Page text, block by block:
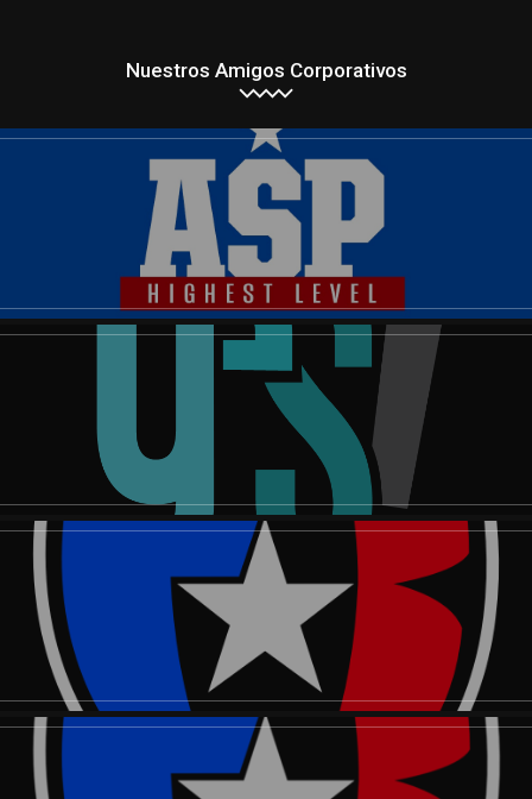
Nuestros Amigos Corporativos